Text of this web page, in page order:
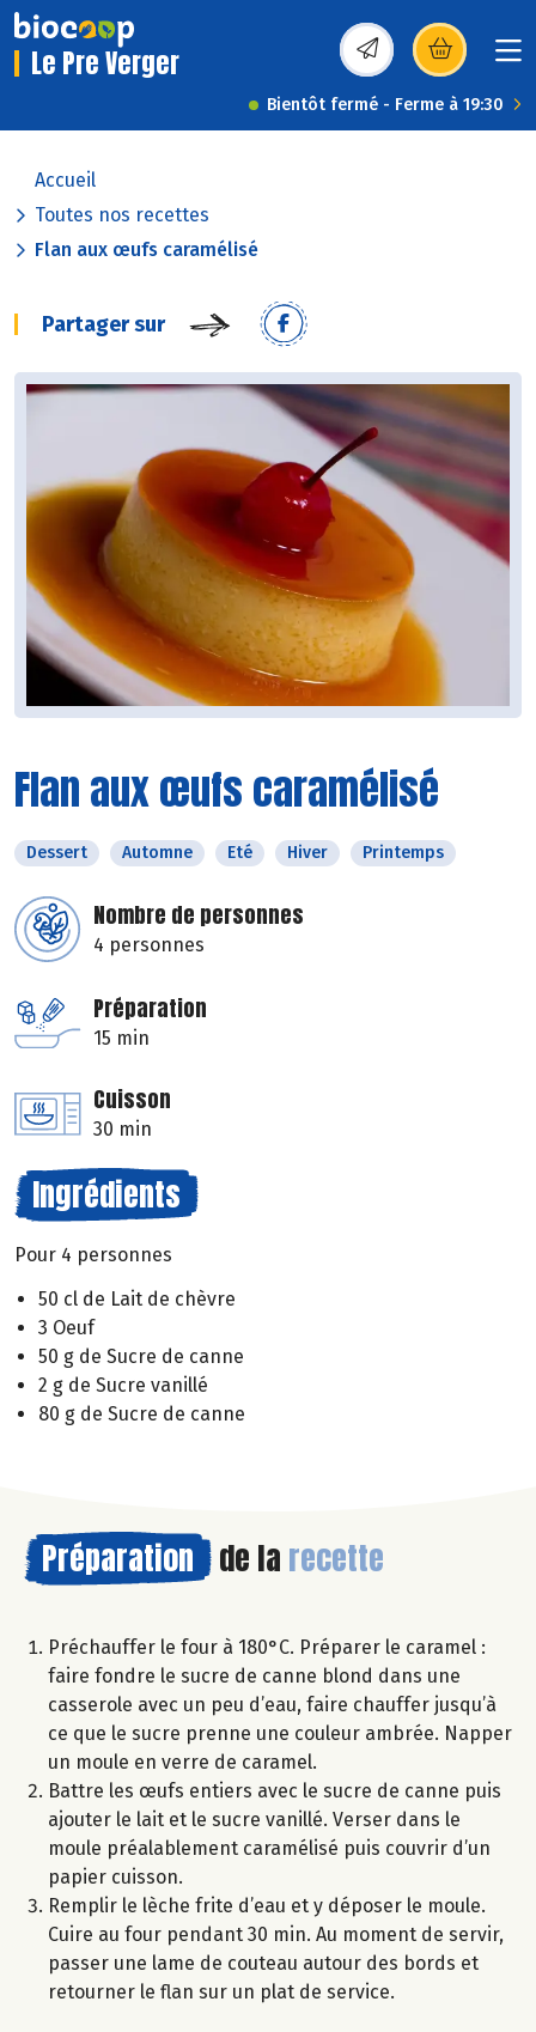
Le Pre Verger (s’ouvre dans une
Bientôt fermé - Ferme à 19:30
Accueil
Toutes nos recettes
Flan aux œufs caramélisé
Partager sur
Flan aux œufs caramélisé
Dessert Automne Eté Hiver Printemps
Nombre de personnes
4 personnes
Préparation
15 min
Cuisson
30 min
Ingrédients
Pour 4 personnes
50 cl de Lait de chèvre
3 Oeuf
50 g de Sucre de canne
2 g de Sucre vanillé
80 g de Sucre de canne
Préparation de la recette
Préchauffer le four à 180°C. Préparer le caramel :
faire fondre le sucre de canne blond dans une
casserole avec un peu d’eau, faire chauffer jusqu’à
ce que le sucre prenne une couleur ambrée. Napper
un moule en verre de caramel.
Battre les œufs entiers avec le sucre de canne puis
ajouter le lait et le sucre vanillé. Verser dans le
moule préalablement caramélisé puis couvrir d’un
papier cuisson.
Remplir le lèche frite d’eau et y déposer le moule.
Cuire au four pendant 30 min. Au moment de servir,
passer une lame de couteau autour des bords et
retourner le flan sur un plat de service.